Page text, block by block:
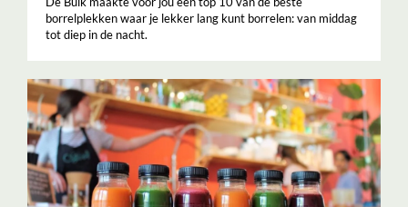
borrelplekken waar je lekker lang kunt borrelen: van middag
tot diep in de nacht.